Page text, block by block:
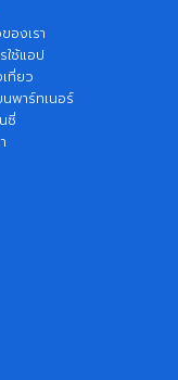
องเรา
ใช้แอป
ที่ยว
นพาร์ทเนอร์
ซี่